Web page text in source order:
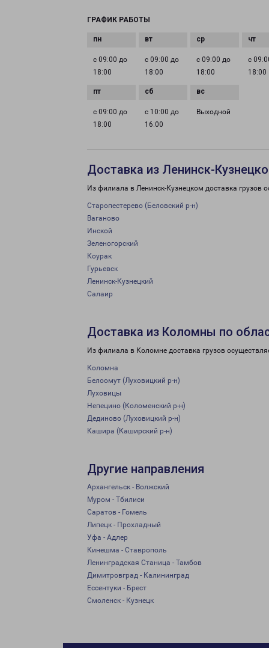
ГРАФИК РАБОТЫ
с 09:00 до
18:00
с 09:00 до
18:00
с 09:00 до
18:00
с
18:00
с 09:00 до
18:00
с 10:00 до
16:00
Выходной
Доставка из Ленинск-
Из филиала в Ленинск-Кузнецком доставка грузов
Старопестерево (Беловский р-н)
Ваганово
Инской
Зеленогорский
Коурак
Гурьевск
Ленинск-Кузнецкий
Салаир
Доставка из Коломны по
Из филиала в Коломне доставка грузов
Коломна
Белоомут (Луховицкий р-н)
Луховицы
Непецино (Коломенский р-н)
Дединово (Луховицкий р-н)
Кашира (Каширский р-н)
Другие направления
Архангельск - Волжский
Муром - Тбилиси
Саратов - Гомель
Липецк - Прохладный
Уфа - Адлер
Кинешма - Ставрополь
Ленинградская Станица - Тамбов
Димитровград - Калининград
Ессентуки - Брест
Смоленск - Кузнецк